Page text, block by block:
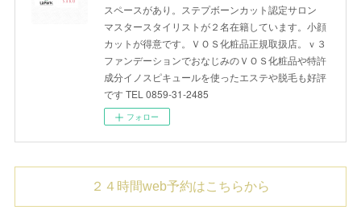
スペースがあり。ステプボーンカット認定サロン
マスタースタイリストが２名在籍しています。小顔
カットが得意です。ＶＯＳ化粧品正規取扱店。ｖ３
ファンデーションでおなじみのＶＯＳ化粧品や特許
成分イノスピキュールを使ったエステや脱毛も好評
です TEL 0859-31-2485
フォロー
２４時間web予約はこちらから